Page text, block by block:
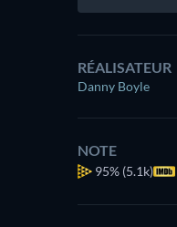
RÉALISATEUR
Danny Boyle
NOTE
95% (5.1k)